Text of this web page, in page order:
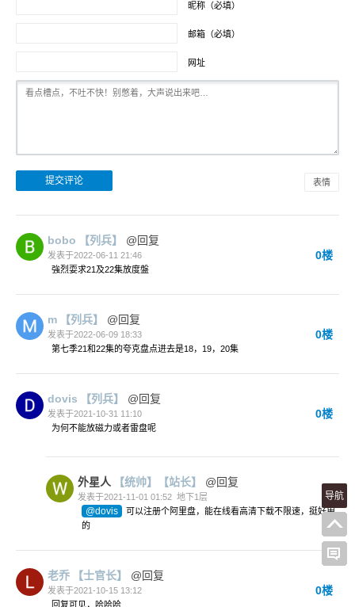
昵称（必填）
邮箱（必填）
网址
表情
bobo 【列兵】 @回复
发表于2022-06-11 21:46 0楼
強烈耍求21及22集放度盤
m 【列兵】 @回复
发表于2022-06-09 18:33 0楼
第七季21和22集的夸克盘点进去是18，19，20集
dovis 【列兵】 @回复
发表于2021-10-31 11:10 0楼
为何不能放磁力或者雷盘呢
外星人 【统帅】 【站长】 @回复
发表于2021-11-01 01:52 地下1层
@dovis
可以注册个阿里盘，能在线看高清下载不限速，挺好用
的
老乔 【士官长】 @回复
发表于2021-10-15 13:12 0楼
回复可见，哈哈哈
导航